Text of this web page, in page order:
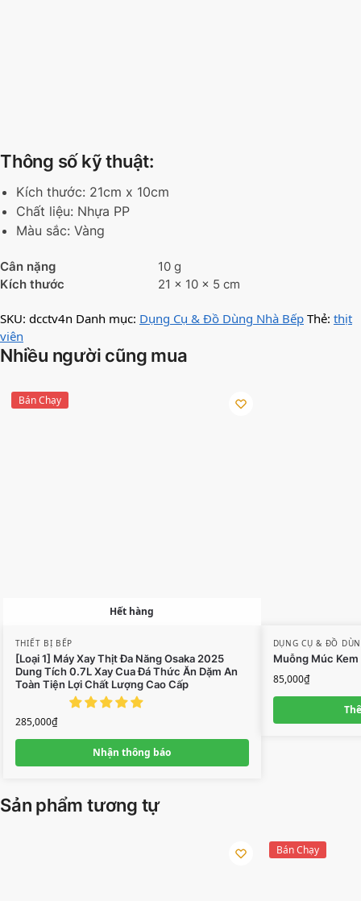
Thông số kỹ thuật:
Kích thước: 21cm x 10cm
Chất liệu: Nhựa PP
Màu sắc: Vàng
Cân nặng
10 g
Kích thước
21 × 10 × 5 cm
SKU: dcctv4n Danh mục: Dụng Cụ & Đồ Dùng Nhà Bếp Thẻ: thịt
viên
Nhiều người cũng mua
Bán Chạy
Hết hàng
THIẾT BỊ BẾP
[Loại 1] Máy Xay Thịt Đa Năng Osaka 2025
Dung Tích 0.7L Xay Cua Đá Thức Ăn Dặm An
Toàn Tiện Lợi Chất Lượng Cao Cấp
285,000₫
Nhận thông báo
DỤNG CỤ & ĐỒ
Muỗng Múc
85,000₫
Sản phẩm tương tự
Bán Chạy